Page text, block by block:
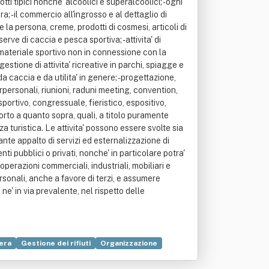
- il commercio all'ingrosso e al dettaglio di
persona, creme, prodotti di cosmesi, articoli di
di caccia e pesca sportiva; - attivita' di
sportivo non in connessione con la
di attivita' ricreative in parchi, spiagge e
caccia e da utilita' in genere; - progettazione,
riunioni, raduni meeting, convention,
congressuale, fieristico, espositivo,
a quanto sopra, quali, a titolo puramente
turistica. Le attivita' possono essere svolte sia
appalto di servizi ed esternalizzazione di
pubblici o privati, nonche' in particolare potra'
commerciali, industriali, mobiliari e
anche a favore di terzi, e assumere
in via prevalente, nel rispetto delle
Gestione dei rifiuti Organizzazione